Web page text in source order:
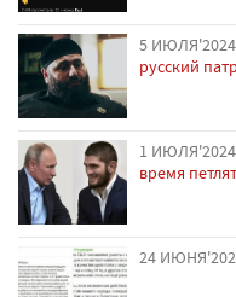
5 ИЮЛЯ'2024
русский
1 ИЮЛЯ'2024
время
24